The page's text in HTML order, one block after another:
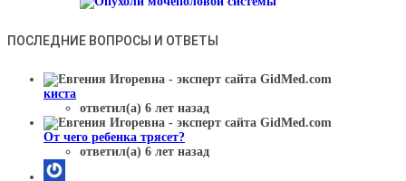
ПОСЛЕДНИЕ ВОПРОСЫ И ОТВЕТЫ
киста
ответил(а) 6 лет назад
От чего ребенка трясет?
ответил(а) 6 лет назад